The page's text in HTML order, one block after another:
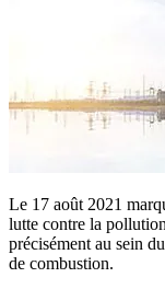
Le 17 août 2021
lutte contre la
précisément au sein
de combustion.